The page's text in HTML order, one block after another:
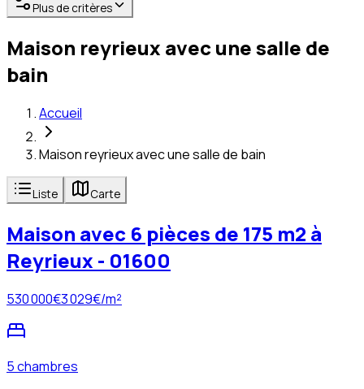
Plus de critères
Maison reyrieux avec une salle de
bain
Accueil
Maison reyrieux avec une salle de bain
Liste Carte
Maison avec 6 pièces de 175 m2 à
Reyrieux - 01600
530 000€3 029€/m²
5 chambres